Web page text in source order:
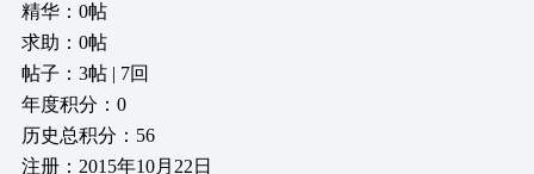
精华：0帖
求助：0帖
帖子：3帖 | 7回
年度积分：0
历史总积分：56
注册：2015年10月22日